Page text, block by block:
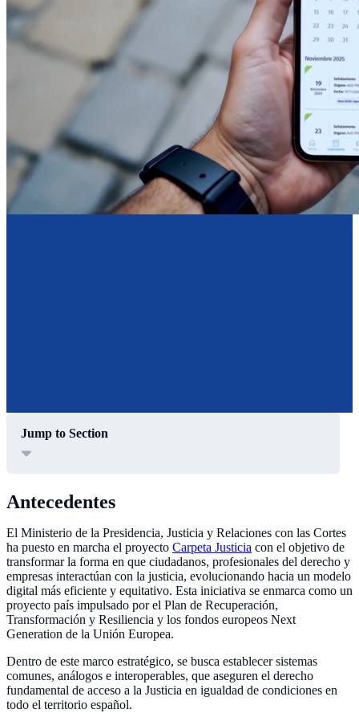
Jump to Section
Antecedentes
El Ministerio de la Presidencia, Justicia y Relaciones con las Cortes
ha puesto en marcha el proyecto Carpeta Justicia con el objetivo de
transformar la forma en que ciudadanos, profesionales del derecho y
empresas interactúan con la justicia, evolucionando hacia un modelo
digital más eficiente y equitativo. Esta iniciativa se enmarca como un
proyecto país impulsado por el Plan de Recuperación,
Transformación y Resiliencia y los fondos europeos Next
Generation de la Unión Europea.
Dentro de este marco estratégico, se busca establecer sistemas
comunes, análogos e interoperables, que aseguren el derecho
fundamental de acceso a la Justicia en igualdad de condiciones en
todo el territorio español.